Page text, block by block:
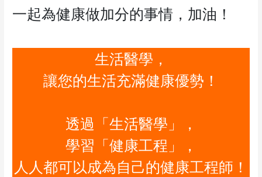
一起為健康做加分的事情，加油！
生活醫學，
讓您的生活充滿健康優勢！
透過「生活醫學」，
學習「健康工程」，
人人都可以成為自己的健康工程師！